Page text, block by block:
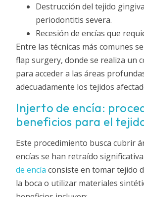
Destrucción del tejido
periodontitis severa.
Recesión de encías que
Entre las técnicas más comunes
flap surgery, donde se realiza un
para acceder a las áreas
adecuadamente los tejidos
Injerto de encía:
beneficios para el
Este procedimiento busca cubrir
encías se han retraído
de encíaconsiste en tomar tejido
la boca o utilizar materiales